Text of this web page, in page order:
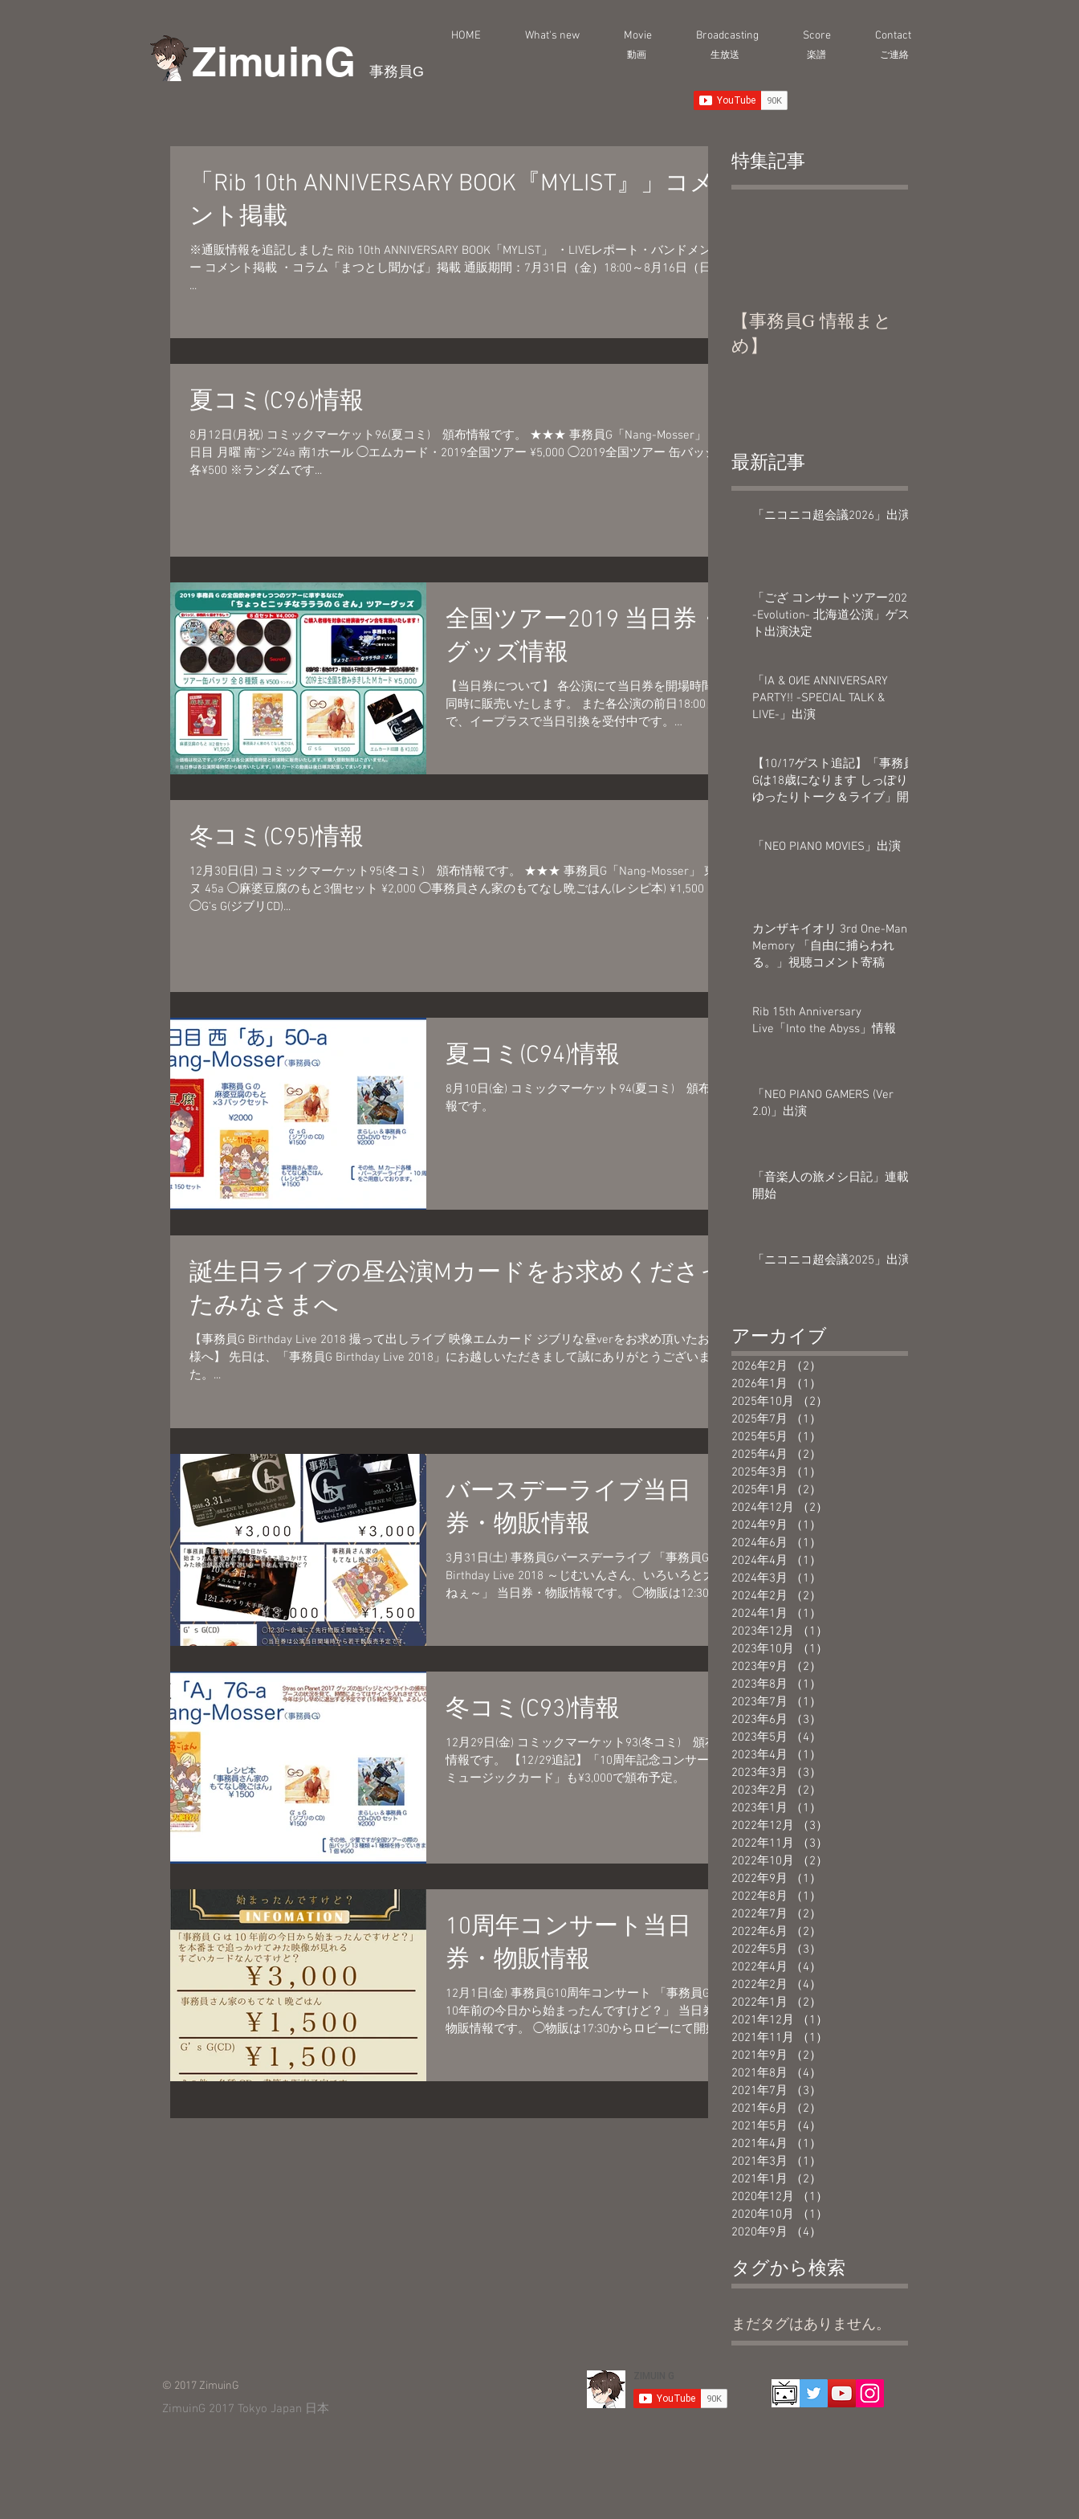
ZimuinG 事務員G
HOME What's new Movie Broadcasting Score Contact
動画 生放送 ​楽譜 ご連絡
「Rib 10th ANNIVERSARY BOOK『MYLIST』」コメ
ント掲載
※通販情報を追記しました Rib 10th ANNIVERSARY BOOK「MYLIST」 ・LIVEレポート・バンドメンバ
ー コメント掲載 ・コラム「まつとし聞かば」掲載 通販期間：7月31日（金）18:00～8月16日（日）
...
夏コミ(C96)情報
8月12日(月祝) コミックマーケット96(夏コミ) 頒布情報です。 ★★★ 事務員G「Nang-Mosser」 4
日目 月曜 南“シ”24a 南1ホール ◯エムカード・2019全国ツアー ¥5,000 ◯2019全国ツアー 缶バッジ
各¥500 ※ランダムです...
全国ツアー2019 当日券・
グッズ情報
【当日券について】 各公演にて当日券を開場時間と
同時に販売いたします。 また各公演の前日18:00ま
で、イープラスで当日引換を受付中です。
冬コミ(C95)情報
12月30日(日) コミックマーケット95(冬コミ) 頒布情報です。 ★★★ 事務員G「Nang-Mosser」 東
ヌ 45a ◯麻婆豆腐のもと3個セット ¥2,000 ◯事務員さん家のもてなし晩ごはん(レシピ本) ¥1,500
◯G’s G(ジブリCD)...
夏コミ(C94)情報
8月10日(金) コミックマーケット94(夏コミ) 頒布情
報です。
誕生日ライブの昼公演Mカードをお求めくださっ
たみなさまへ
【事務員G Birthday Live 2018 撮って出しライブ 映像エムカード ジブリな昼verをお求め頂いたお客
様へ】 先日は、「事務員G Birthday Live 2018」にお越しいただきまして誠にありがとうございまし
た。...
バースデーライブ当日
券・物販情報
3月31日(土) 事務員Gバースデーライブ 「事務員G
Birthday Live 2018 ～じむいんさん、いろいろと大変
ねぇ～」 当日券・物販情報です。 ◯物販は12:30か
冬コミ(C93)情報
12月29日(金) コミックマーケット93(冬コミ) 頒布
情報です。 【12/29追記】「10周年記念コンサート
ミュージックカード」も¥3,000で頒布予定。
10周年コンサート当日
券・物販情報
12月1日(金) 事務員G10周年コンサート 「事務員Gは
10年前の今日から始まったんですけど？」 当日券・
物販情報です。 ◯物販は17:30からロビーにて開始
特集記事
【事務員G 情報まと
め】
最新記事
「ニコニコ超会議2026」出演
「ござ コンサートツアー2026
-Evolution- 北海道公演」ゲス
ト出演決定
「IA & OИE ANNIVERSARY
PARTY!! -SPECIAL TALK &
LIVE-」出演
【10/17ゲスト追記】「事務員
Gは18歳になります しっぽり
ゆったりトーク＆ライブ」開
「NEO PIANO MOVIES」出演
カンザキイオリ 3rd One-Man
Memory 「自由に捕らわれ
る。」視聴コメント寄稿
Rib 15th Anniversary
Live「Into the Abyss」情報
「NEO PIANO GAMERS (Ver
2.0)」出演
「音楽人の旅メシ日記」連載
開始
「ニコニコ超会議2025」出演
アーカイブ
2026年2月 （2）
2026年1月
（1）
2025年10月
（2）
2025年7月
（1）
2025年5月
（1）
2025年4月
（2）
2025年3月
（1）
2025年1月
（2）
2024年12月
（2）
2024年9月
（1）
2024年6月
（1）
2024年4月
（1）
2024年3月
（1）
2024年2月
（2）
2024年1月
（1）
2023年12月
（1）
2023年10月
（1）
2023年9月
（2）
2023年8月
（1）
2023年7月
（1）
2023年6月
（3）
2023年5月
（4）
2023年4月
（1）
2023年3月
（3）
2023年2月
（2）
2023年1月
（1）
2022年12月
（3）
2022年11月
（3）
2022年10月
（2）
2022年9月
（1）
2022年8月
（1）
2022年7月
（2）
2022年6月
（2）
2022年5月
（3）
2022年4月
（4）
2022年2月
（4）
2022年1月
（2）
2021年12月
（1）
2021年11月
（1）
2021年9月
（2）
2021年8月
（4）
2021年7月
（3）
2021年6月
（2）
2021年5月
（4）
2021年4月
（1）
2021年3月
（1）
2021年1月
（2）
2020年12月
（1）
2020年10月
（1）
2020年9月
（4）
タグから検索
まだタグはありません。
© 2017 ZimuinG
ZimuinG 2017 Tokyo Japan 日本